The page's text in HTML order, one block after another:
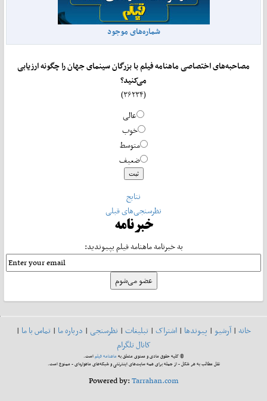
شماره‌های موجود
مصاحبه‌های اختصاصی ماهنامه فیلم با بزرگان سینمای جهان را چگونه ارزیابی
می‌کنید؟
عالی
خوب
متوسط
ضعیف
نتایج
نظرسنجی‌های قبلی
خبرنامه
به خبرنامه ماهنامه فیلم بپیوندید:
خانه|آرشیو| پیوندها| اشتراک| تبلیغات| نظرسنجی| درباره ما| تماس با ما|
کانال تلگرام
© کلیه حقوق مادی و معنوی متعلق بهماهنامه فیلماست.
نقل مطالب به هر شکل - از جمله برای همه سایت‌های اینترنتی و شبکه‌های ماهواره‌ای - ممنوع است.
Powered by:Tarrahan.com